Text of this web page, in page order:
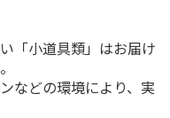
「小道具類」はお届け
などの環境により、実